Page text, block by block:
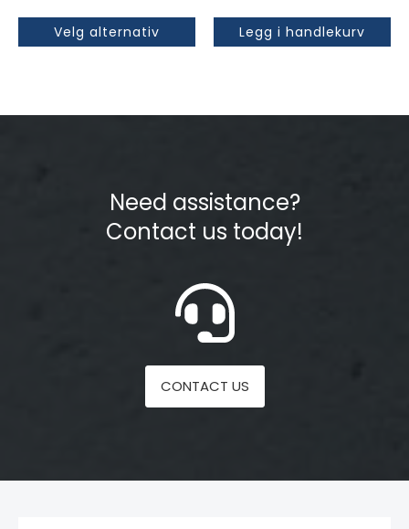
Velg alternativ Legg i handlekurv
Need assistance?
Contact us today!
CONTACT US